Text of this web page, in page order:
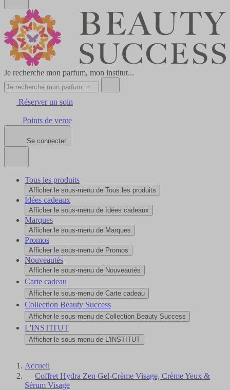
Je recherche mon parfum, mon institut...
Réserver un soin
Points de vente
Se connecter
Tous les produits
Afficher le sous-menu de Tous les produits
Idées cadeaux
Afficher le sous-menu de Idées cadeaux
Marques
Afficher le sous-menu de Marques
Promos
Afficher le sous-menu de Promos
Nouveautés
Afficher le sous-menu de Nouveautés
Carte cadeau
Afficher le sous-menu de Carte cadeau
Collection Beauty Success
Afficher le sous-menu de Collection Beauty Success
L'INSTITUT
Afficher le sous-menu de L'INSTITUT
Accueil
Coffret Hydra Zen Gel-Crème Visage, Crème Yeux &
Sérum Visage